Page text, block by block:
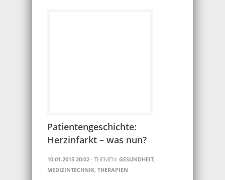
Patientengeschichte:
Herzinfarkt – was nun?
10.01.2015 20:02 · THEMEN: GESUNDHEIT,
MEDIZINTECHNIK, THERAPIEN